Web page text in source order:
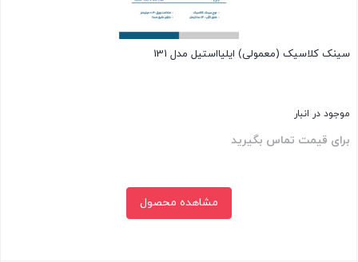
سینک کلاسیک (معمولی) ایلیااستیل مدل 131
موجود در انبار
برای قیمت تماس بگیرید
مشاهده محصول